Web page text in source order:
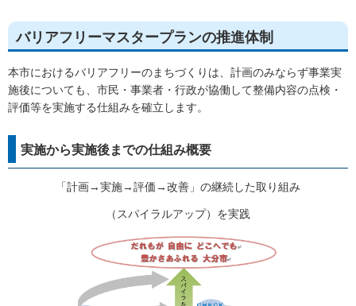
バリアフリーマスタープランの推進体制
本市におけるバリアフリーのまちづくりは、計画のみならず事業実
施後についても、市民・事業者・行政が協働して整備内容の点検・
評価等を実施する仕組みを確立します。
実施から実施後までの仕組み概要
「計画→実施→評価→改善」の継続した取り組み
（スパイラルアップ）を実践